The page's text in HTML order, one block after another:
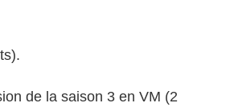
de la saison 3 en VM (2